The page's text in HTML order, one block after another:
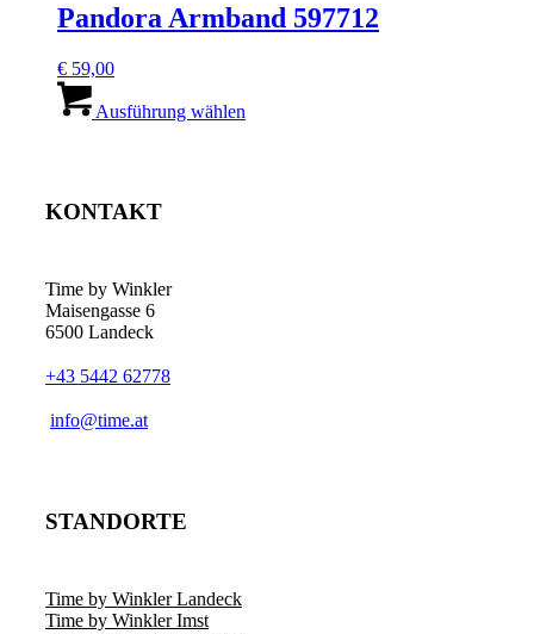
Pandora Armband 597712
€ 59,00
Ausführung wählen
KONTAKT
Time by Winkler
Maisengasse 6
6500 Landeck
+43 5442 62778
­info@time.at
STANDORTE
Time by Winkler Landeck
Time by Winkler Imst